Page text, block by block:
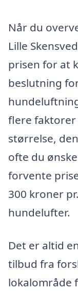
Når du
Lille
prisen for at
beslutning
flere faktorer
størrelse,
ofte du
forvente
300 kroner
hundelufter.
Det er altid
tilbud fra
lokalområde